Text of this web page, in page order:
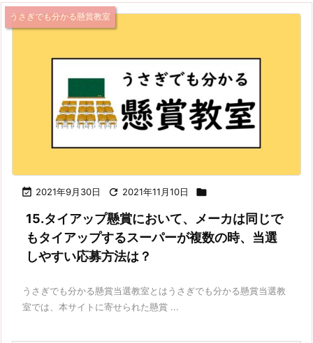
 2021年9月30日  2021年11月10日 
うさぎでも分かる懸賞教室
15.タイアップ懸賞において、メーカは同じで
もタイアップするスーパーが複数の時、当選
しやすい応募方法は？
うさぎでも分かる懸賞当選教室とはうさぎでも分かる懸賞当選教
室では、本サイトに寄せられた懸賞 ...